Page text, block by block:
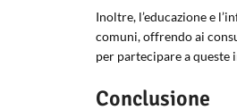
Inoltre, l’educazione e
comuni, offrendo ai
per partecipare a queste
Conclusione